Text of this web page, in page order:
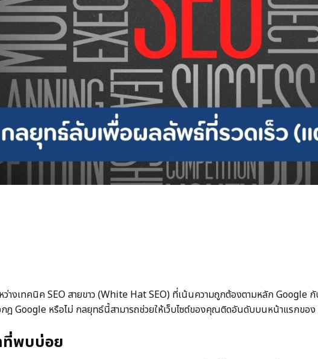
ว่างเทคนิค SEO สายขาว (White Hat SEO) ที่เน้นความถูกต้องตามหลัก Google
กฎ Google หรือไม่ กลยุทธ์นี้สามารถช่วยให้เว็บไซต์ของคุณติดอันดับบนหน้าแรกของ
ที่พบบ่อย